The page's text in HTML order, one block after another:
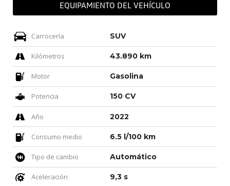
EQUIPAMIENTO DEL VEHÍCULO
Carrocería SUV
Kilómetros 43.890 km
Motor Gasolina
Potencia 150 CV
Año 2022
Consumo medio 6.5 l/100 km
Tipo de cambio Automático
Aceleración 9,3 s